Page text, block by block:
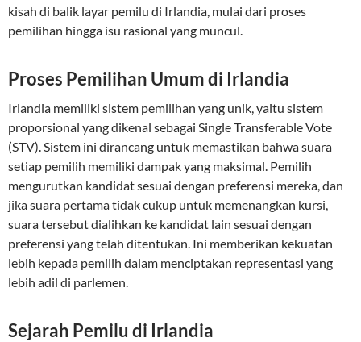
kisah di balik layar pemilu di Irlandia, mulai dari proses
pemilihan hingga isu rasional yang muncul.
Proses Pemilihan Umum di Irlandia
Irlandia memiliki sistem pemilihan yang unik, yaitu sistem
proporsional yang dikenal sebagai Single Transferable Vote
(STV). Sistem ini dirancang untuk memastikan bahwa suara
setiap pemilih memiliki dampak yang maksimal. Pemilih
mengurutkan kandidat sesuai dengan preferensi mereka, dan
jika suara pertama tidak cukup untuk memenangkan kursi,
suara tersebut dialihkan ke kandidat lain sesuai dengan
preferensi yang telah ditentukan. Ini memberikan kekuatan
lebih kepada pemilih dalam menciptakan representasi yang
lebih adil di parlemen.
Sejarah Pemilu di Irlandia